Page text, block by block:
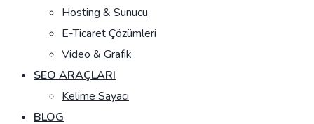
Hosting & Sunucu
E-Ticaret Çözümleri
Video & Grafik
SEO ARAÇLARI
Kelime Sayacı
BLOG